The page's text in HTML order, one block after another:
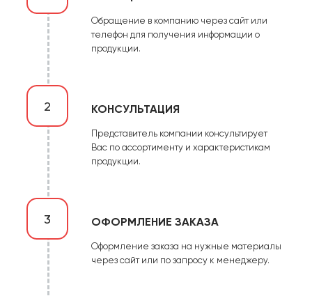
Обращение в компанию через сайт или
телефон для получения информации о
продукции.
2 КОНСУЛЬТАЦИЯ
Представитель компании консультирует
Вас по ассортименту и характеристикам
продукции.
3 ОФОРМЛЕНИЕ ЗАКАЗА
Оформление заказа на нужные материалы
через сайт или по запросу к менеджеру.